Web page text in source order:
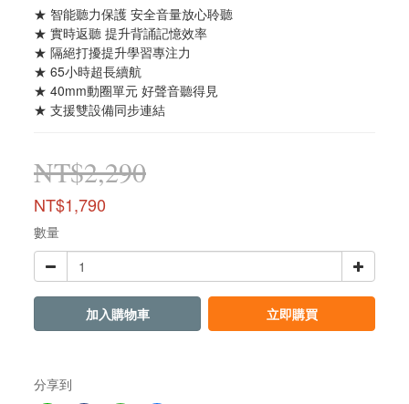
★ 智能聽力保護 安全音量放心聆聽
★ 實時返聽 提升背誦記憶效率
★ 隔絕打擾提升學習專注力
★ 65小時超長續航
★ 40mm動圈單元 好聲音聽得見
★ 支援雙設備同步連結
NT$2,290
NT$1,790
數量
加入購物車 立即購買
分享到